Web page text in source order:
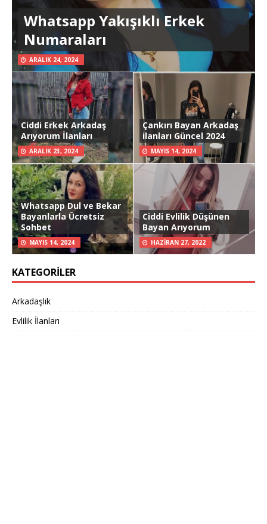
Whatsapp Yakışıklı Erkek
Numaraları
ARALIK 24, 2024
Ciddi Erkek Arkadaş
Arıyorum İlanları
ARALIK 23, 2024
Çankırı Bayan Arkadaş
ilanları Güncel 2024
MAYIS 14, 2024
Whatsapp Dul ve Bekar
Bayanlarla Ücretsiz
Sohbet
MAYIS 14, 2024
Ciddi Evlilik Düşünen
Bayan Arıyorum
HAZIRAN 27, 2022
KATEGORILER
Arkadaşlık
Evlilik İlanları